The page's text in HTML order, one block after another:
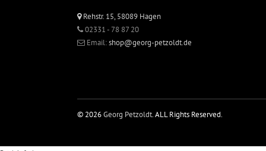
Rehstr. 15, 58089 Hagen
02331 - 78 87 20
Email:shop@georg-petzoldt.de
© 2026Georg Petzoldt. ALL Rights Reserved.